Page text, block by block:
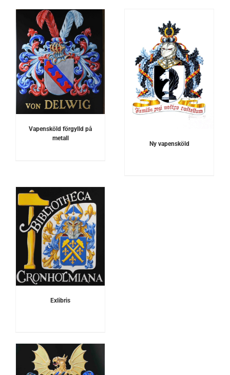
Vapensköld förgylld på
metall
DETALJER
Ny vapensköld
Exlibris